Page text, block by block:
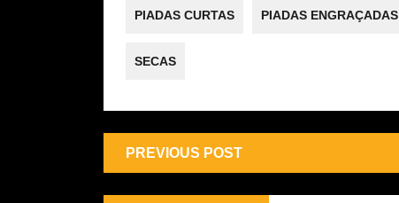
PIADAS CURTAS PIADAS ENGRAÇADAS
SECAS
PREVIOUS POST